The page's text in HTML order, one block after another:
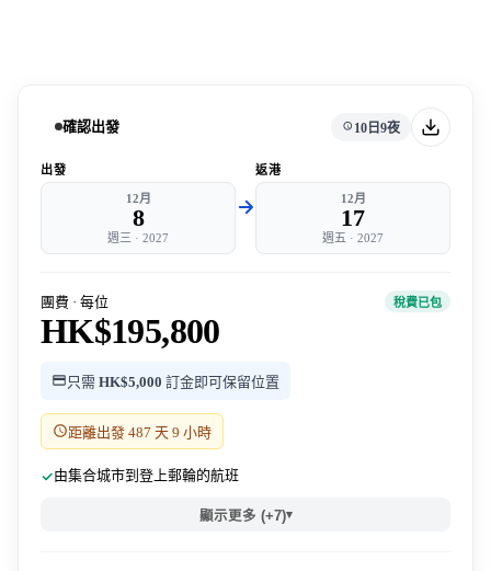
確認出發 10日9夜
出發
12月
8
週三 · 2027
返港
12月
17
週五 · 2027
團費 · 每位 稅費已包
HK$195,800
只需 HK$5,000 訂金即可保留位置
距離出發 487 天 9 小時
由集合城市到登上郵輪的航班
顯示更多 (+7)▾